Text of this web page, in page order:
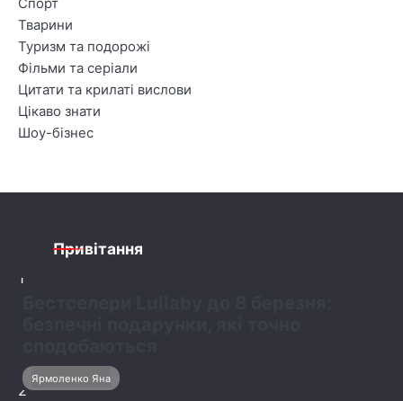
Спорт
Тварини
Туризм та подорожі
Фільми та серіали
Цитати та крилаті вислови
Цікаво знати
Шоу-бізнес
Привітання
1
Ярмоленко Яна
2